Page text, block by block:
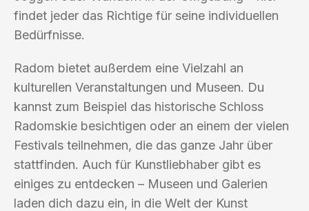
findet jeder das Richtige für seine individuellen
Bedürfnisse.
Radom bietet außerdem eine Vielzahl an
kulturellen Veranstaltungen und Museen. Du
kannst zum Beispiel das historische Schloss
Radomskie besichtigen oder an einem der vielen
Festivals teilnehmen, die das ganze Jahr über
stattfinden. Auch für Kunstliebhaber gibt es
einiges zu entdecken – Museen und Galerien
laden dich dazu ein, in die Welt der Kunst